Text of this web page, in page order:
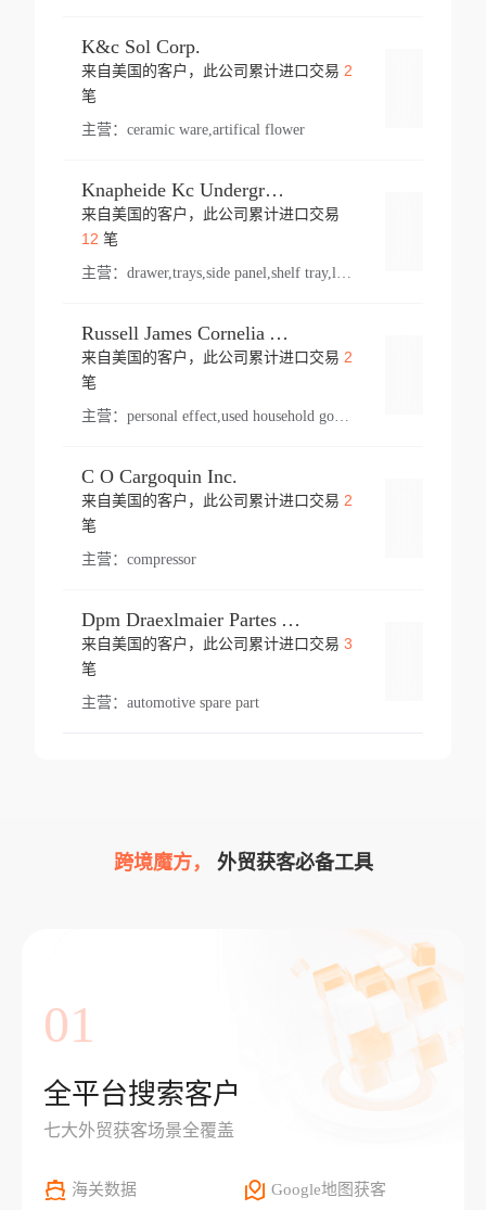
K&c Sol Corp.
来自美国的客户，此公司累计进口交易 2
笔
主营： ceramic ware,artifical flower
Knapheide Kc Underground
来自美国的客户，此公司累计进口交易
12 笔
主营：
Russell James Cornelia Arlington Va
来自美国的客户，此公司累计进口交易 2
笔
主营： personal effect,used household goods
C O Cargoquin Inc.
来自美国的客户，此公司累计进口交易 2
笔
主营： compressor
Dpm Draexlmaier Partes Automotrices Corr Ind Huejotzingo
来自美国的客户，此公司累计进口交易 3
笔
主营： automotive spare part
跨境魔方， 外贸获客必备工具
01
全平台搜索客户
七大外贸获客场景全覆盖
海关数据 Google地图获客